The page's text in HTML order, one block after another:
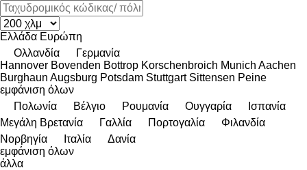
Ελλάδα Ευρώπη
Ολλανδία
Γερμανία
Hannover Bovenden Bottrop Korschenbroich Munich Aachen
Burghaun Augsburg Potsdam Stuttgart Sittensen Peine
εμφάνιση όλων
Πολωνία
Βέλγιο Ρουμανία Ουγγαρία
Ισπανία
Μεγάλη Βρετανία
Γαλλία Πορτογαλία
Φιλανδία
Νορβηγία
Ιταλία
Δανία
εμφάνιση όλων
άλλα